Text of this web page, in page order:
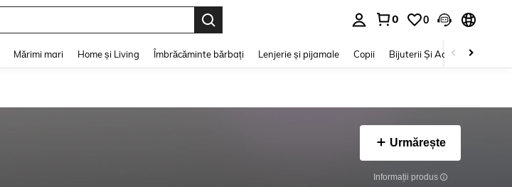
0 0
Mărimi mari Home și Living Îmbrăcăminte bărbați Lenjerie și pijamale Copii Bijuterii Și Accesorii
Urmărește
Informații produs